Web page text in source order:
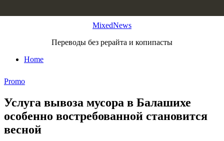
MixedNews
Переводы без рерайта и копипасты
Home
Promo
Услуга вывоза мусора в Балашихе
особенно востребованной становится
весной